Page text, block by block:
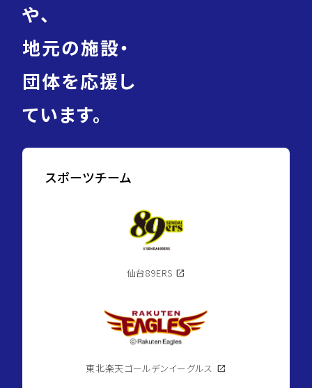
や、
地元の施設・
団体を応援し
ています。
スポーツチーム
仙台89ERS open_in_new
東北楽天ゴールデンイーグルス open_in_new